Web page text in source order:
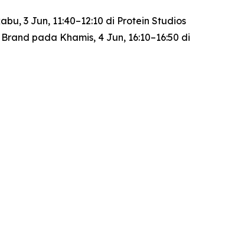
3 Jun, 11:40–12:10 di Protein Studios
pada Khamis, 4 Jun, 16:10–16:50 di